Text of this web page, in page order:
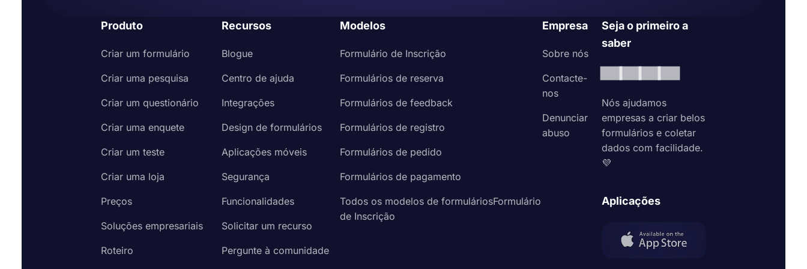
Produto
Criar um formulário
Criar uma pesquisa
Criar um questionário
Criar uma enquete
Criar um teste
Criar uma loja
Preços
Soluções empresariais
Roteiro
Recursos
Blogue
Centro de ajuda
Integrações
Design de formulários
Aplicações móveis
Segurança
Funcionalidades
Solicitar um recurso
Pergunte à comunidade
Modelos
Formulário de Inscrição
Formulários de reserva
Formulários de feedback
Formulários de registro
Formulários de pedido
Formulários de pagamento
Todos os modelos de formuláriosFormulário
de Inscrição
Empresa
Sobre nós
Contacte-
nos
Denunciar
abuso
Seja o primeiro a
saber
Nós ajudamos
empresas a criar belos
formulários e coletar
dados com facilidade.
💜
Aplicações